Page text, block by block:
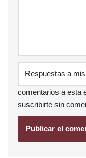
comentarios a esta
suscribirte sin